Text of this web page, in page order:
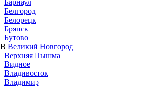
Барнаул
Белгород
Белорецк
Брянск
Бутово
В Великий Новгород
Верхняя Пышма
Видное
Владивосток
Владимир